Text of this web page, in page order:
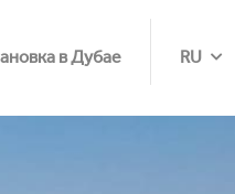
в Дубае RU